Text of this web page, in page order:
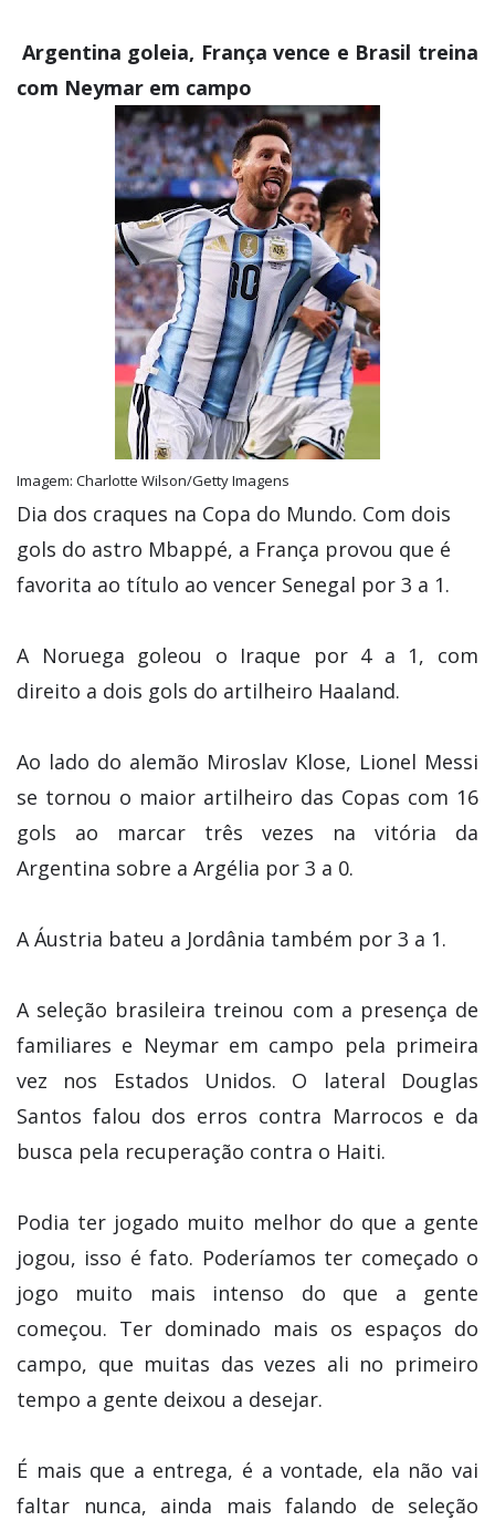
Argentina goleia, França vence e Brasil treina
com Neymar em campo
Imagem: Charlotte Wilson/Getty Imagens
Dia dos craques na Copa do Mundo. Com dois
gols do astro Mbappé, a França provou que é
favorita ao título ao vencer Senegal por 3 a 1.
A Noruega goleou o Iraque por 4 a 1, com
direito a dois gols do artilheiro Haaland.
Ao lado do alemão Miroslav Klose, Lionel Messi
se tornou o maior artilheiro das Copas com 16
gols ao marcar três vezes na vitória da
Argentina sobre a Argélia por 3 a 0.
A Áustria bateu a Jordânia também por 3 a 1.
A seleção brasileira treinou com a presença de
familiares e Neymar em campo pela primeira
vez nos Estados Unidos. O lateral Douglas
Santos falou dos erros contra Marrocos e da
busca pela recuperação contra o Haiti.
Podia ter jogado muito melhor do que a gente
jogou, isso é fato. Poderíamos ter começado o
jogo muito mais intenso do que a gente
começou. Ter dominado mais os espaços do
campo, que muitas das vezes ali no primeiro
tempo a gente deixou a desejar.
É mais que a entrega, é a vontade, ela não vai
faltar nunca, ainda mais falando de seleção